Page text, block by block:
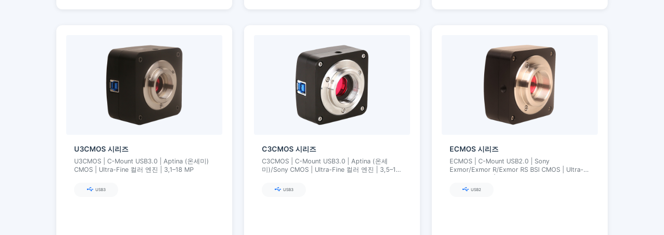
U3CMOS 시리즈
U3CMOS | C-Mount USB3.0 | Aptina (온세미)
CMOS | Ultra-Fine 컬러 엔진 | 3,1–18 MP
USB3
C3CMOS 시리즈
C3CMOS | C-Mount USB3.0 | Aptina (온세
미)/Sony CMOS | Ultra-Fine 컬러 엔진 | 3,5–10
USB3
ECMOS 시리즈
ECMOS | C-Mount USB2.0 | Sony
Exmor/Exmor R/Exmor RS BSI CMOS | Ultra-
USB2